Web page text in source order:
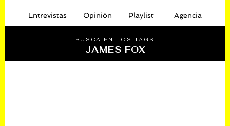
Entrevistas Opinión Playlist Agencia
BUSCA EN LOS TAGS
JAMES FOX